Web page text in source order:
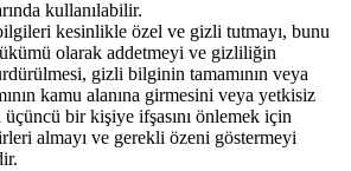
kullanılabilir.
kesinlikle özel ve gizli tutmayı, bunu
olarak addetmeyi ve gizliliğin
gizli bilginin tamamının veya
kamu alanına girmesini veya yetkisiz
üçüncü bir kişiye ifşasını önlemek için
almayı ve gerekli özeni göstermeyi